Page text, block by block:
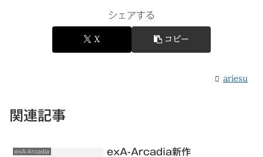
シェアする
X コピー
ariesu
関連記事
exA-Arcadia
exA-Arcadia新作